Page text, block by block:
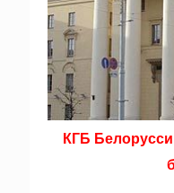
КГБ